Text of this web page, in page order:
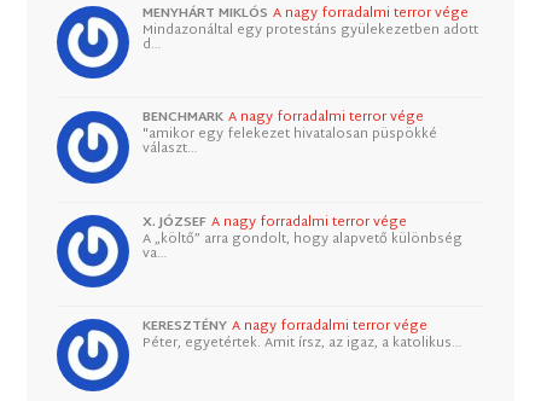
MENYHÁRT MIKLÓS A nagy forradalmi terror vége
Mindazonáltal egy protestáns gyülekezetben adott
d…
BENCHMARK A nagy forradalmi terror vége
"amikor egy felekezet hivatalosan püspökké
választ…
X. JÓZSEF A nagy forradalmi terror vége
A „költő” arra gondolt, hogy alapvető különbség
va…
KERESZTÉNY A nagy forradalmi terror vége
Péter, egyetértek. Amit írsz, az igaz, a katolikus…